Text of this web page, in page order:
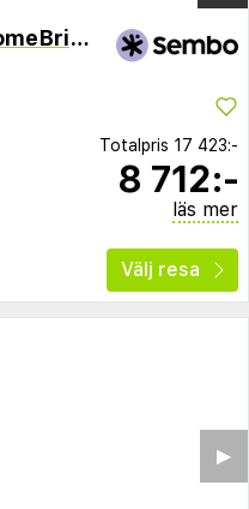
Cubic Botanical Suites HomeBrickz
Totalpris 17 423:-
8 712:-
läs mer
Välj resa
▶︎